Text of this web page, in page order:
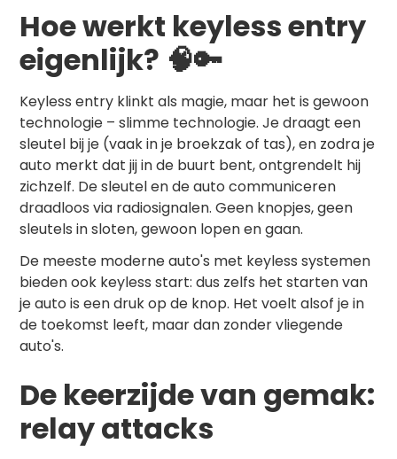
Hoe werkt keyless entry
eigenlijk? 🧠🔑
Keyless entry klinkt als magie, maar het is gewoon
technologie – slimme technologie. Je draagt een
sleutel bij je (vaak in je broekzak of tas), en zodra je
auto merkt dat jij in de buurt bent, ontgrendelt hij
zichzelf. De sleutel en de auto communiceren
draadloos via radiosignalen. Geen knopjes, geen
sleutels in sloten, gewoon lopen en gaan.
De meeste moderne auto's met keyless systemen
bieden ook keyless start: dus zelfs het starten van
je auto is een druk op de knop. Het voelt alsof je in
de toekomst leeft, maar dan zonder vliegende
auto's.
De keerzijde van gemak:
relay attacks